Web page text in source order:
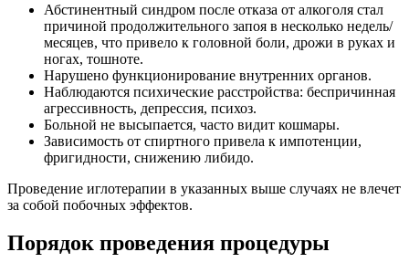
Абстинентный синдром после отказа от алкоголя стал
причиной продолжительного запоя в несколько недель/
месяцев, что привело к головной боли, дрожи в руках и
ногах, тошноте.
Нарушено функционирование внутренних органов.
Наблюдаются психические расстройства: беспричинная
агрессивность, депрессия, психоз.
Больной не высыпается, часто видит кошмары.
Зависимость от спиртного привела к импотенции,
фригидности, снижению либидо.
Проведение иглотерапии в указанных выше случаях не влечет
за собой побочных эффектов.
Порядок проведения процедуры